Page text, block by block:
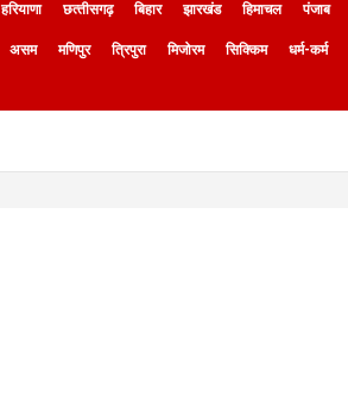
हरियाणा छत्‍तीसगढ़ बिहार झारखंड हिमाचल पंजाब
असम मणिपुर त्रिपुरा मिजोरम सिक्किम धर्म-कर्म